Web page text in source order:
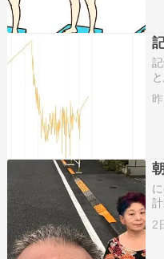
٩(ˊᗜˋ*)و 昨夜 家族3人で燈花会へ ฅˆ•ﻌ•ˆฅ♬︎*゜ 帰宅後 私「燈花会ってい
2